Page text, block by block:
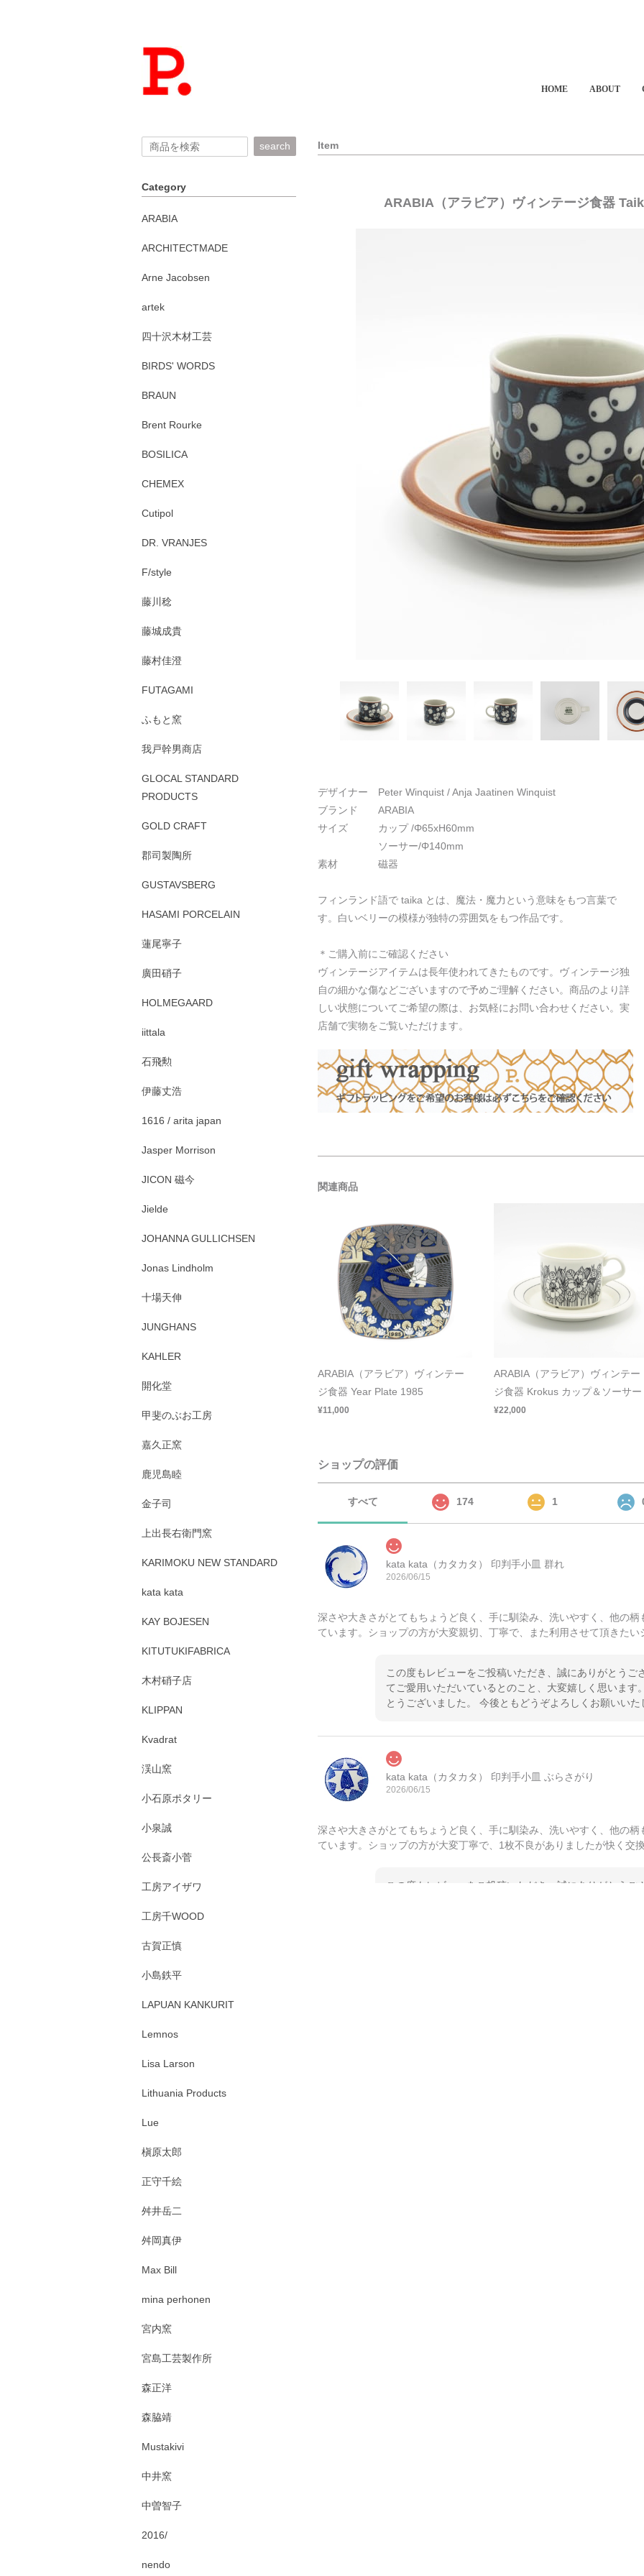
HOME ABOUT
Item
ARABIA（アラビア）ヴィンテージ食器
デザイナー Peter Winquist / Anja Jaatinen Winquist
ブランド ARABIA
サイズ カップ /Φ65xH60mm
ソーサー/Φ140mm
素材 磁器
フィンランド語で taika とは、魔法・魔力という意味をもつ言葉で
す。白いベリーの模様が独特の雰囲気をもつ作品です。
＊ご購入前にご確認ください
ヴィンテージアイテムは長年使われてきたものです。ヴィンテージ独
自の細かな傷などございますので予めご理解ください。商品のより詳
しい状態についてご希望の際は、お気軽にお問い合わせください。実
店舗で実物をご覧いただけます。
関連商品
ARABIA（アラビア）ヴィンテー
ジ食器 Year Plate 1985
¥11,000
ARABIA（アラビア）ヴィンテー
ジ食器 Krokus カップ＆ソーサー
¥22,000
ショップの評価
すべて 174 1
kata kata（カタカタ） 印判手小皿 群れ
2026/06/15
深さや大きさがとてもちょうど良く、手に馴染み、洗いやすく、他の
ています。ショップの方が大変親切、丁寧で、また利用させて頂きたい
この度もレビューをご投稿いただき、誠にありがとうご
てご愛用いただいているとのこと、大変嬉しく思います
とうございました。 今後ともどうぞよろしくお願いいた
kata kata（カタカタ） 印判手小皿 ぶらさがり
2026/06/15
深さや大きさがとてもちょうど良く、手に馴染み、洗いやすく、他の
ています。ショップの方が大変丁寧で、1枚不良がありましたが快く交
この度もレビューをご投稿いただき、誠にありがとう
search
Category
ARABIA
ARCHITECTMADE
Arne Jacobsen
artek
四十沢木材工芸
BIRDS' WORDS
BRAUN
Brent Rourke
BOSILICA
CHEMEX
Cutipol
DR. VRANJES
F/style
藤川稔
藤城成貴
藤村佳澄
FUTAGAMI
ふもと窯
我戸幹男商店
GLOCAL STANDARD
PRODUCTS
GOLD CRAFT
郡司製陶所
GUSTAVSBERG
HASAMI PORCELAIN
蓮尾寧子
廣田硝子
HOLMEGAARD
iittala
石飛勲
伊藤丈浩
1616 / arita japan
Jasper Morrison
JICON 磁今
Jielde
JOHANNA GULLICHSEN
Jonas Lindholm
十場天伸
JUNGHANS
KAHLER
開化堂
甲斐のぶお工房
嘉久正窯
鹿児島睦
金子司
上出長右衛門窯
KARIMOKU NEW STANDARD
kata kata
KAY BOJESEN
KITUTUKIFABRICA
木村硝子店
KLIPPAN
Kvadrat
渓山窯
小石原ポタリー
小泉誠
公長斎小菅
工房アイザワ
工房千WOOD
古賀正慎
小島鉄平
LAPUAN KANKURIT
Lemnos
Lisa Larson
Lithuania Products
Lue
槇原太郎
正守千絵
舛井岳二
舛岡真伊
Max Bill
mina perhonen
宮内窯
宮島工芸製作所
森正洋
森脇靖
Mustakivi
中井窯
中曽智子
2016/
nendo